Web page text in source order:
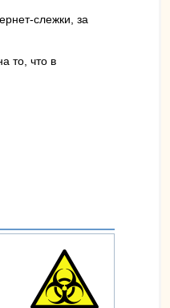
слежки, за
то, что в